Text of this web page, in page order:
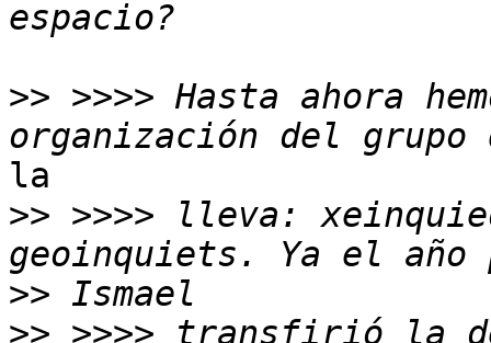
>> >>>> Hasta ahora
la
>> >>>> lleva:
>>
>> >>>> transfirió la